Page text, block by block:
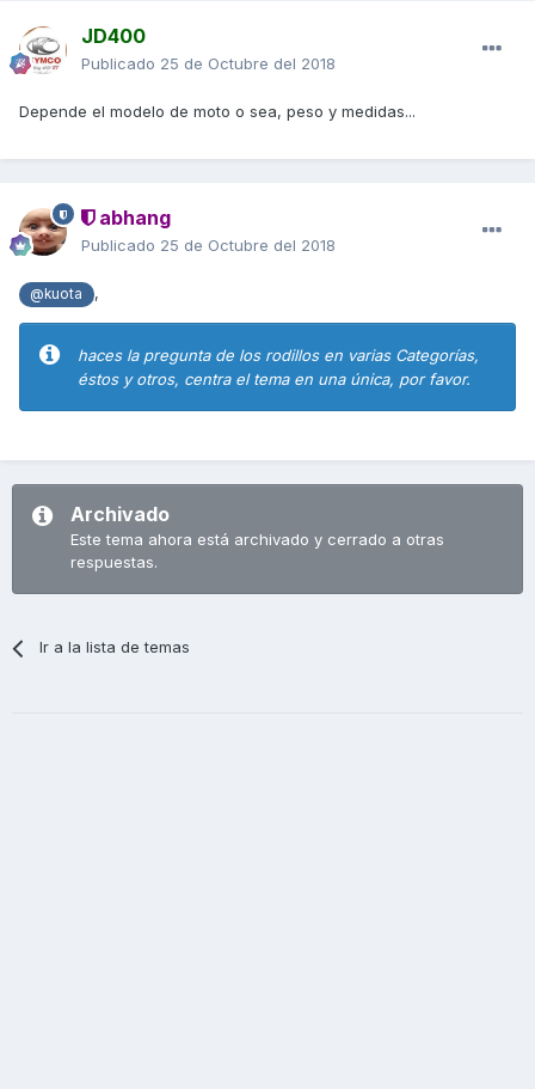
JD400
Publicado 25 de Octubre del 2018
Depende el modelo de moto o sea, peso y medidas...
abhang
Publicado 25 de Octubre del 2018
@kuota ,
haces la pregunta de los rodillos en varias Categorías,
éstos y otros, centra el tema en una única, por favor.
Archivado
Este tema ahora está archivado y cerrado a otras
respuestas.
Ir a la lista de temas